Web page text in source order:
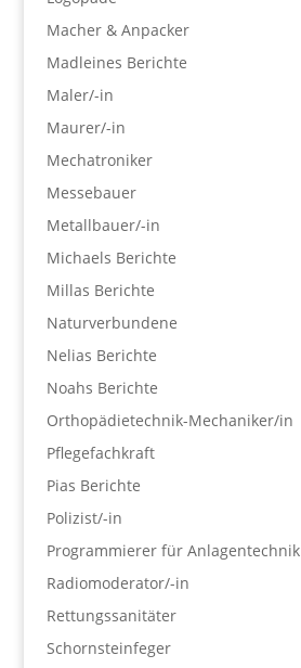
Macher & Anpacker
Madleines Berichte
Maler/-in
Maurer/-in
Mechatroniker
Messebauer
Metallbauer/-in
Michaels Berichte
Millas Berichte
Naturverbundene
Nelias Berichte
Noahs Berichte
Orthopädietechnik-Mechaniker/in
Pflegefachkraft
Pias Berichte
Polizist/-in
Programmierer für Anlagentechnik
Radiomoderator/-in
Rettungssanitäter
Schornsteinfeger